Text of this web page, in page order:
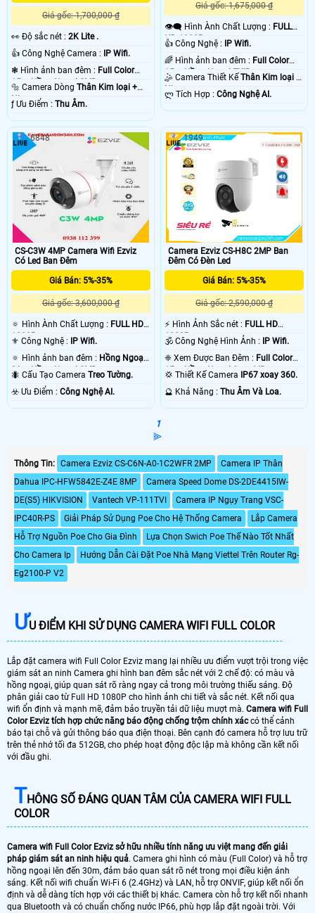
Giá gốc: 1,700,000 ₫
️👀 Độ sắc nét : 2K Lite .
👍 Công Nghệ Camera :
IP Wifi.
❃ Hình ảnh ban đêm : Full Color
15m Hồng Ngoại SMD.
🔩 Camera Dòng Thân Kim loại +
Nhựa.
️ƒ Ưu Điểm : Thu Âm.
Giá gốc: 1,675,000 ₫
👁️‍🗨 Hình Ành Chất Lượng : FULL
HD 1080P .
👍 Công Nghệ :
IP Wifi.
🌈 Hình ảnh ban đêm : Full Color
15m Hồng Ngoại EXIR.
🤹 Camera Thiết KếThân Kim loại +
Nhựa.
️ლ Tích Hợp :Công Nghệ AI.
CS-C3W 4MP Camera Wifi Ezviz
Có Led Ban Đêm
Giá Bán: 5%-35%
Giá gốc: 3,600,000 ₫
🔅 Hình Ành Chất Lượng : FULL HD
1080P .
⚜️ Công Nghệ :
IP Wifi.
🔅 Hình ảnh ban đêm : Hồng Ngoại
30m Hồng Ngoại SMD.
🐜 Cấu Tạo Camera Treo Tường.
️☣️ Ưu Điểm : Công Nghệ AI.
6848
Camera Ezviz CS-H8C 2MP Ban
Đêm Có Đèn Led
Giá Bán: 5%-35%
Giá gốc: 2,590,000 ₫
️⚡ Hình Ảnh Sắc nét : FULL HD
1080P .
🕉️ Công Nghệ Hình Ảnh :
IP Wifi.
❈ Xem Được Ban Đêm : Full Color
15m Hồng Ngoại Smart IR.
💢 Thiết Kế Camera
IP67 xoay 360.
️🔮 Khả Năng :Thu Âm Và Loa.
1949
1
⫸
Thông Tin: Camera Ezviz CS-C6N-A0-1C2WFR 2MP
Camera IP Thân
Dahua IPC-HFW5842E-Z4E 8MP
Camera Speed Dome DS-2DE4415IW-
DE(S5) HIKVISION
Vantech VP-111TVI
Camera IP Ngụy Trang VSC-
IPC40R-PS
Giải Pháp Sử Dụng Poe Cho Hệ Thống Camera
Lắp Camera
Hỗ Trợ Nguồn Poe Cho Gia Đình
Lựa Chọn Swich Poe Thế Nào Tốt Nhất
Cho Camera Ip
Hướng Dẫn Cài Đặt Poe Nhà Mạng Viettel Trên Router Rg-
Eg2100-P V2
ƯU ĐIỂM KHI SỬ DỤNG CAMERA WIFI FULL COLOR
Lắp đặt camera wifi Full Color Ezviz mang lại nhiều ưu điểm vượt trội trong việc
giám sát an ninh Camera ghi hình ban đêm sắc nét với 2 chế độ: có màu và
hồng ngoại, giúp quan sát rõ ràng ngay cả trong môi trường thiếu sáng. Độ
phân giải cao từ Full HD 1080P cho hình ảnh chi tiết và sắc nét. Kết nối qua
wifi ổn định và mạnh mẽ, đảm bảo truyền tải dữ liệu mượt mà. Camera wifi Full
Color Ezviz tích hợp chức năng báo động chống trộm chính xáccó thể cảnh
báo tại chỗ và gửi thông báo qua điện thoại. Bên cạnh đó camera hỗ trợ lưu trữ
trên thẻ nhớ tối đa 512GB, cho phép hoạt động độc lập mà không cần kết nối
với đầu ghi.
THÔNG SỐ ĐÁNG QUAN TÂM CỦA CAMERA WIFI FULL
COLOR
Camera wifi Full Color Ezviz sở hữu nhiều tính năng ưu việt mang đến giải
pháp giám sát an ninh hiệu quả. Camera ghi hình có màu (Full Color) và hỗ trợ
hồng ngoại lên đến 30m, đảm bảo quan sát rõ nét trong mọi điều kiện ánh
sáng. Kết nối wifi chuẩn Wi-Fi 6 (2.4GHz) và LAN, hỗ trợ ONVIF, giúp kết nối ổn
định và dễ dàng tích hợp với các thiết bị khác. Camera còn hỗ trợ kết nối nhanh
qua Bluetooth và có chuẩn chống nước IP66, phù hợp lắp đặt ngoài trời. Với